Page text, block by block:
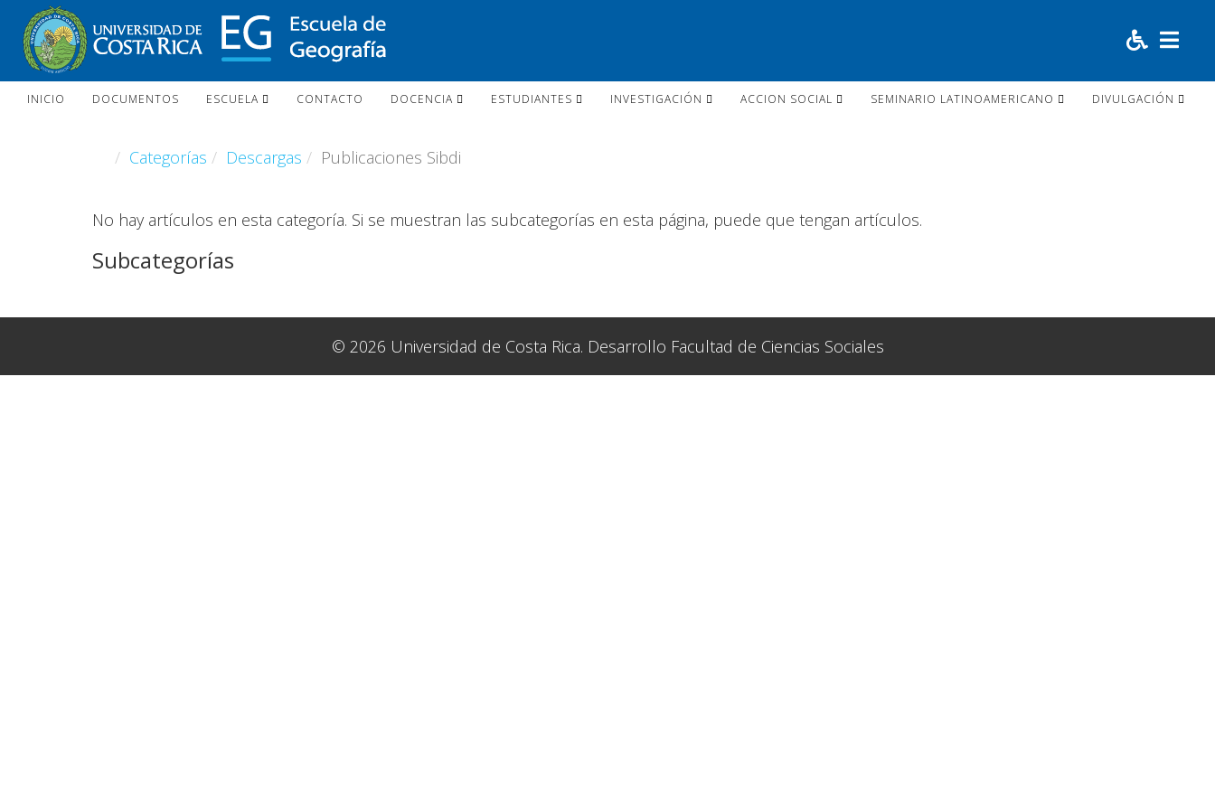
INICIO DOCUMENTOS ESCUELA CONTACTO DOCENCIA ESTUDIANTES INVESTIGACIÓN ACCION SOCIAL SEMINARIO LATINOAMERICANO DIVULGACIÓN
Categorías Descargas Publicaciones Sibdi
No hay artículos en esta categoría. Si se muestran las subcategorías en esta página, puede que tengan artículos.
Subcategorías
© 2026 Universidad de Costa Rica. Desarrollo Facultad de Ciencias Sociales